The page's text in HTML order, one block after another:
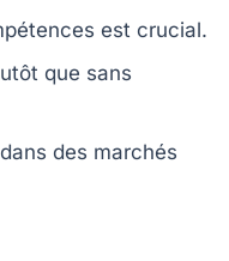
est crucial.
que sans
des marchés